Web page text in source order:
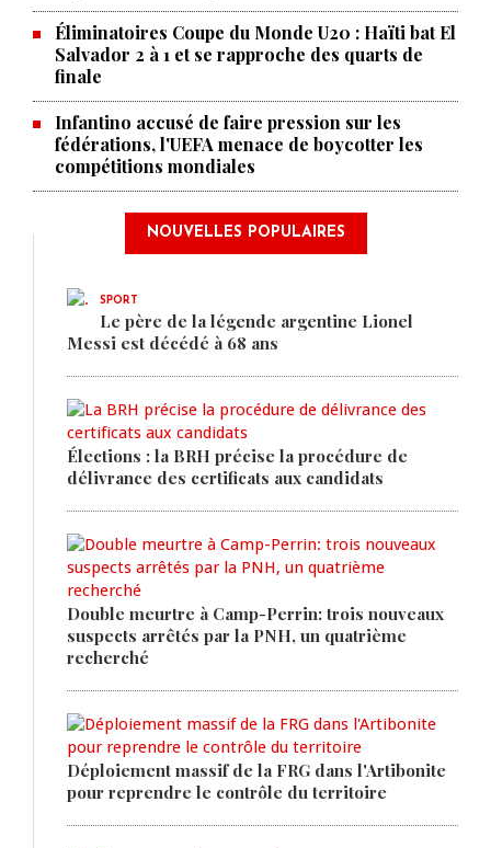
Éliminatoires Coupe du Monde U20 : Haïti bat El
Salvador 2 à 1 et se rapproche des quarts de
finale
Infantino accusé de faire pression sur les
fédérations, l'UEFA menace de boycotter les
compétitions mondiales
NOUVELLES POPULAIRES
SPORT
Le père de la légende argentine Lionel
Messi est décédé à 68 ans
Élections : la BRH précise la procédure de
délivrance des certificats aux candidats
Double meurtre à Camp-Perrin: trois nouveaux
suspects arrêtés par la PNH, un quatrième
recherché
Déploiement massif de la FRG dans l'Artibonite
pour reprendre le contrôle du territoire